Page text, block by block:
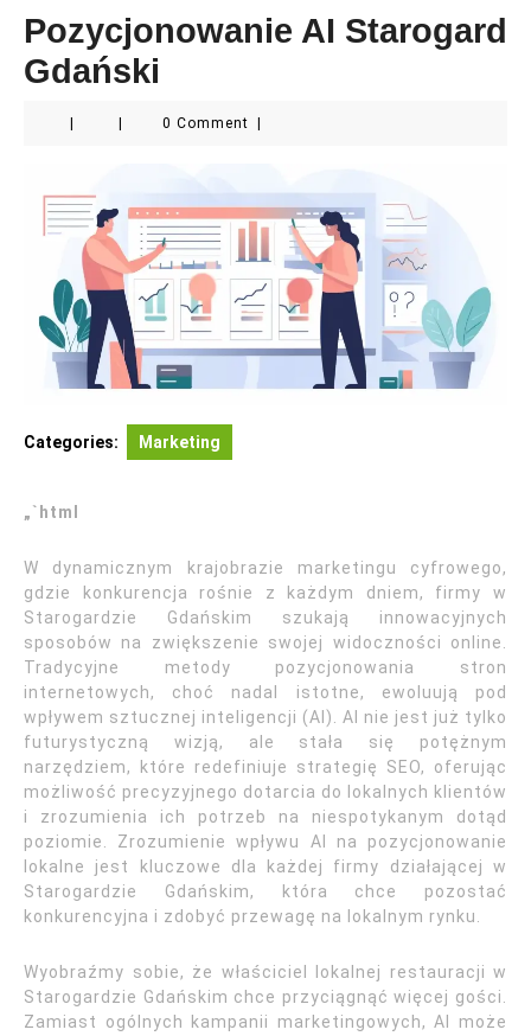
Pozycjonowanie AI Starogard
Gdański
0 Comment
Categories: Marketing
„`html
W dynamicznym krajobrazie marketingu cyfrowego,
gdzie konkurencja rośnie z każdym dniem, firmy w
Starogardzie Gdańskim szukają innowacyjnych
sposobów na zwiększenie swojej widoczności online.
Tradycyjne metody pozycjonowania stron
internetowych, choć nadal istotne, ewoluują pod
wpływem sztucznej inteligencji (AI). AI nie jest już tylko
futurystyczną wizją, ale stała się potężnym
narzędziem, które redefiniuje strategię SEO, oferując
możliwość precyzyjnego dotarcia do lokalnych klientów
i zrozumienia ich potrzeb na niespotykanym dotąd
poziomie. Zrozumienie wpływu AI na pozycjonowanie
lokalne jest kluczowe dla każdej firmy działającej w
Starogardzie Gdańskim, która chce pozostać
konkurencyjna i zdobyć przewagę na lokalnym rynku.
Wyobraźmy sobie, że właściciel lokalnej restauracji w
Starogardzie Gdańskim chce przyciągnąć więcej gości.
Zamiast ogólnych kampanii marketingowych, AI może